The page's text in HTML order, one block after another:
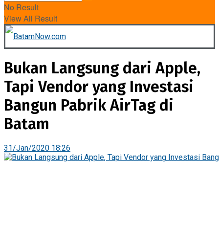
No Result
View All Result
Bukan Langsung dari Apple,
Tapi Vendor yang Investasi
Bangun Pabrik AirTag di
Batam
31/Jan/2020 18:26